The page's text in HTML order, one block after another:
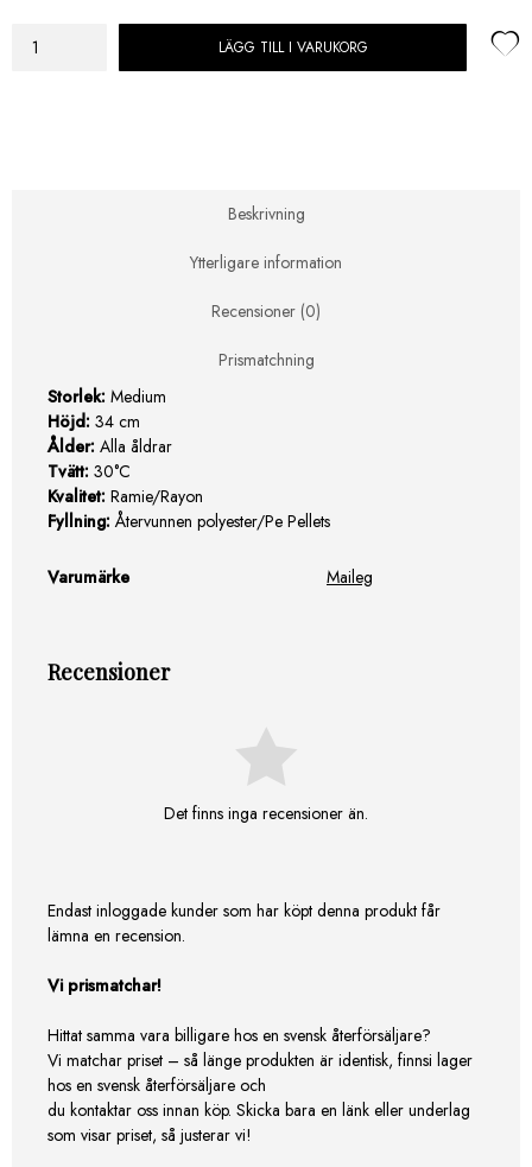
Safari
LÄGG TILL I VARUKORG
Beskrivning
Ytterligare information
Recensioner (0)
Prismatchning
Storlek: Medium
Höjd: 34 cm
Ålder: Alla åldrar
Tvätt: 30°C
Kvalitet: Ramie/Rayon
Fyllning: Återvunnen polyester/Pe Pellets
Varumärke Maileg
Recensioner
Det finns inga recensioner än.
Endast inloggade kunder som har köpt denna produkt får
lämna en recension.
Vi prismatchar!
Hittat samma vara billigare hos en svensk återförsäljare?
Vi matchar priset – så länge produkten är identisk, finnsi lager
hos en svensk återförsäljare och
du kontaktar oss innan köp. Skicka bara en länk eller underlag
som visar priset, så justerar vi!